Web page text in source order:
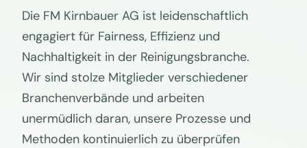
Die FM Kirnbauer AG ist leidenschaftlich
engagiert für Fairness, Effizienz und
Nachhaltigkeit in der Reinigungsbranche.
Wir sind stolze Mitglieder verschiedener
Branchenverbände und arbeiten
unermüdlich daran, unsere Prozesse und
Methoden kontinuierlich zu überprüfen